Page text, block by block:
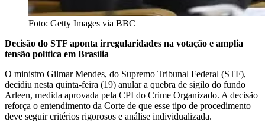
Foto: Getty Images via BBC
Decisão do STF aponta irregularidades na votação e amplia
tensão política em Brasília
O ministro Gilmar Mendes, do Supremo Tribunal Federal (STF),
decidiu nesta quinta-feira (19) anular a quebra de sigilo do fundo
Arleen, medida aprovada pela CPI do Crime Organizado. A decisão
reforça o entendimento da Corte de que esse tipo de procedimento
deve seguir critérios rigorosos e análise individualizada.